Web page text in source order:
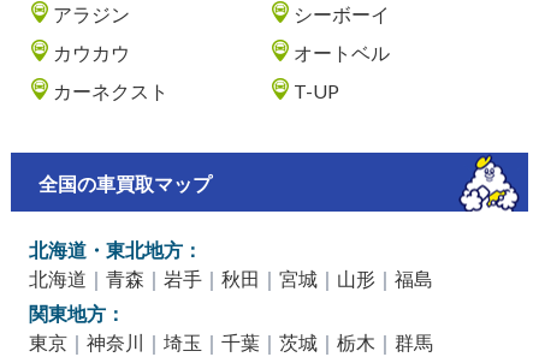
アラジン
シーボーイ
カウカウ
オートベル
カーネクスト
T-UP
全国の車買取マップ
北海道・東北地方：
北海道 ｜ 青森 ｜ 岩手｜ 秋田 ｜ 宮城｜ 山形｜ 福島
関東地方：
東京｜ 神奈川 ｜ 埼玉 ｜ 千葉｜ 茨城｜ 栃木 ｜ 群馬